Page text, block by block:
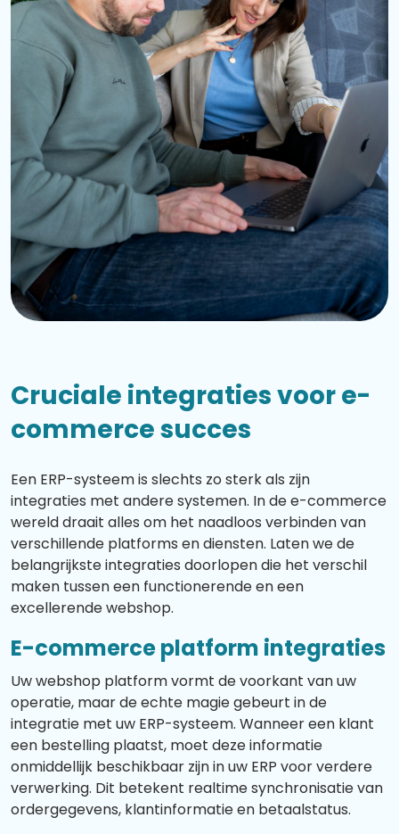
Cruciale integraties voor e-
commerce succes
Een ERP-systeem is slechts zo sterk als zijn
integraties met andere systemen. In de e-commerce
wereld draait alles om het naadloos verbinden van
verschillende platforms en diensten. Laten we de
belangrijkste integraties doorlopen die het verschil
maken tussen een functionerende en een
excellerende webshop.
E-commerce platform integraties
Uw webshop platform vormt de voorkant van uw
operatie, maar de echte magie gebeurt in de
integratie met uw ERP-systeem. Wanneer een klant
een bestelling plaatst, moet deze informatie
onmiddellijk beschikbaar zijn in uw ERP voor verdere
verwerking. Dit betekent realtime synchronisatie van
ordergegevens, klantinformatie en betaalstatus.